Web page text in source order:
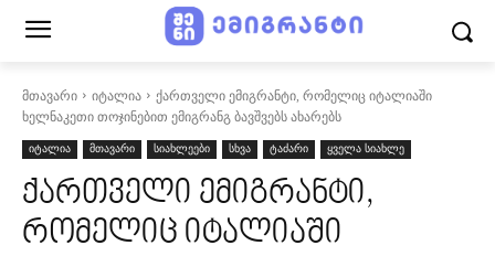
მთავარი იტალია
ქართველი ემიგრანტი, რომელიც იტალიაში
ხელნაკეთი თოჯინებით ემიგრანგ ბავშვებს ახარებს
იტალია მთავარი სიახლეები სხვა ტაძარი ყველა სიახლე
ქართველი ემიგრანტი,
რომელიც იტალიაში